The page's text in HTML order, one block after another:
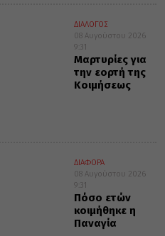
ΔΙΑΛΟΓΟΣ
08 Αυγούστου 2026
9:31
Μαρτυρίες για
την εορτή της
Κοιμήσεως
ΔΙΑΦΟΡΑ
08 Αυγούστου 2026
9:31
Πόσο ετών
κοιμήθηκε η
Παναγία